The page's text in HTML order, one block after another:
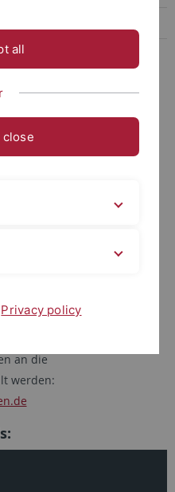
alle
Professor*innen an
sämtliche Strategien,
Instituts bearbeitet und
weitsichtig zu
zu antizipieren. Im
Gleichstellung,
der Finanz- und
an die
werden:
all
close
Privacy policy